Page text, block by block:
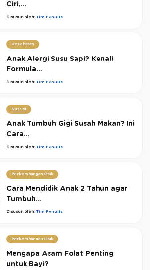
Ciri,...
Disusun oleh: Tim Penulis
Kesehatan
Anak Alergi Susu Sapi? Kenali
Formula...
Disusun oleh: Tim Penulis
Nutrisi
Anak Tumbuh Gigi Susah Makan? Ini
Cara...
Disusun oleh: Tim Penulis
Perkembangan Otak
Cara Mendidik Anak 2 Tahun agar
Tumbuh...
Disusun oleh: Tim Penulis
Perkembangan Otak
Mengapa Asam Folat Penting
untuk Bayi?